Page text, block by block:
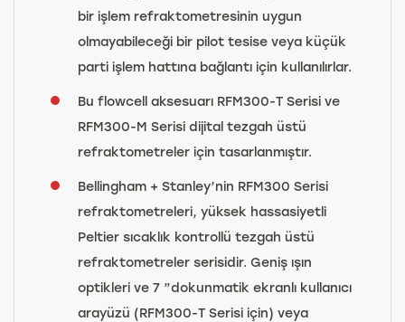
bir işlem refraktometresinin uygun
olmayabileceği bir pilot tesise veya küçük
parti işlem hattına bağlantı için kullanılırlar.
Bu flowcell aksesuarı RFM300-T Serisi ve
RFM300-M Serisi dijital tezgah üstü
refraktometreler için tasarlanmıştır.
Bellingham + Stanley’nin RFM300 Serisi
refraktometreleri, yüksek hassasiyetli
Peltier sıcaklık kontrollü tezgah üstü
refraktometreler serisidir. Geniş ışın
optikleri ve 7 ”dokunmatik ekranlı kullanıcı
arayüzü (RFM300-T Serisi için) veya